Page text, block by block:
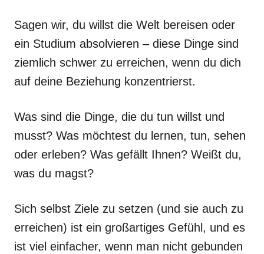
Sagen wir, du willst die Welt bereisen oder
ein Studium absolvieren – diese Dinge sind
ziemlich schwer zu erreichen, wenn du dich
auf deine Beziehung konzentrierst.
Was sind die Dinge, die du tun willst und
musst? Was möchtest du lernen, tun, sehen
oder erleben? Was gefällt Ihnen? Weißt du,
was du magst?
Sich selbst Ziele zu setzen (und sie auch zu
erreichen) ist ein großartiges Gefühl, und es
ist viel einfacher, wenn man nicht gebunden